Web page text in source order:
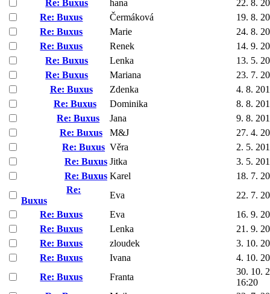
Re: Buxus
hana
22. 8.
Re: Buxus
Čermáková
19. 8.
Re: Buxus
Marie
24. 8.
Re: Buxus
Renek
14. 9.
Re: Buxus
Lenka
13. 5.
Re: Buxus
Mariana
23. 7.
Re: Buxus
Zdenka
4. 8.
Re: Buxus
Dominika
8. 8.
Re: Buxus
Jana
9. 8.
Re: Buxus
M&J
27. 4.
Re: Buxus Věra
2. 5.
Re: Buxus Jitka
3. 5.
Re: Buxus Karel
18. 7.
Re:
Buxus
Eva
22. 7.
Re: Buxus
Eva
16. 9.
Re: Buxus
Lenka
21. 9.
Re: Buxus
zloudek
3. 10.
Re: Buxus
Ivana
4. 10.
Re: Buxus
Franta
30. 10.
16:20